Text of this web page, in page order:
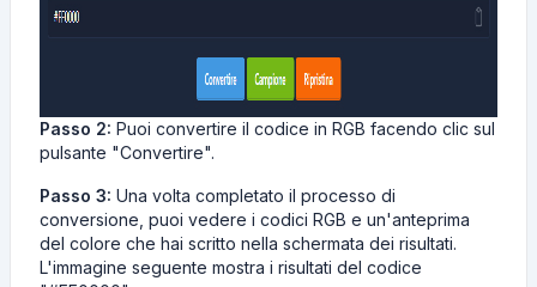
Passo 2: Puoi convertire il codice in RGB facendo clic sul
pulsante "Convertire".
Passo 3: Una volta completato il processo di
conversione, puoi vedere i codici RGB e un'anteprima
del colore che hai scritto nella schermata dei risultati.
L'immagine seguente mostra i risultati del codice